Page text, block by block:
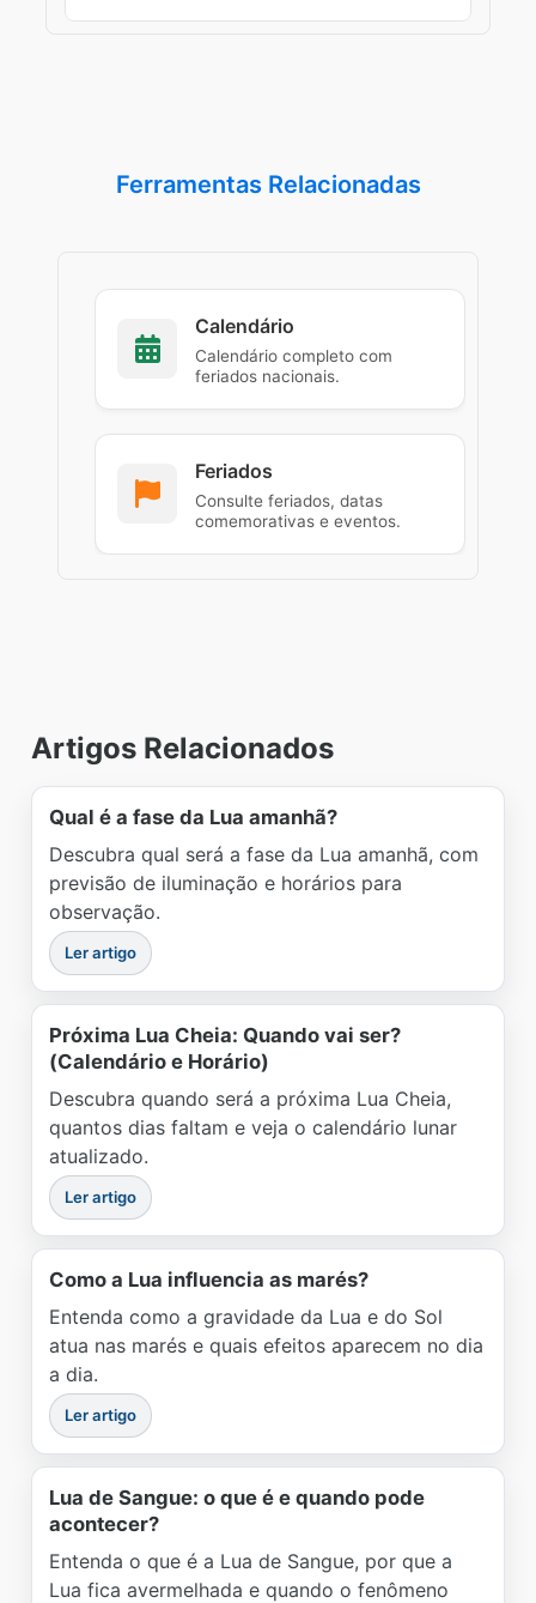
Ferramentas Relacionadas
Calendário
Calendário completo com
feriados nacionais.
Feriados
Consulte feriados, datas
comemorativas e eventos.
Artigos Relacionados
Qual é a fase da Lua amanhã?
Descubra qual será a fase da Lua amanhã, com
previsão de iluminação e horários para
observação.
Ler artigo
Próxima Lua Cheia: Quando vai ser?
(Calendário e Horário)
Descubra quando será a próxima Lua Cheia,
quantos dias faltam e veja o calendário lunar
atualizado.
Ler artigo
Como a Lua influencia as marés?
Entenda como a gravidade da Lua e do Sol
atua nas marés e quais efeitos aparecem no dia
a dia.
Ler artigo
Lua de Sangue: o que é e quando pode
acontecer?
Entenda o que é a Lua de Sangue, por que a
Lua fica avermelhada e quando o fenômeno